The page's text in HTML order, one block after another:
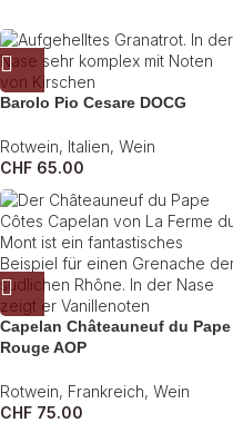
Barolo Pio Cesare DOCG
Rotwein, Italien, Wein
CHF 65.00
Capelan Châteauneuf du Pape
Rouge AOP
Rotwein, Frankreich, Wein
CHF 75.00